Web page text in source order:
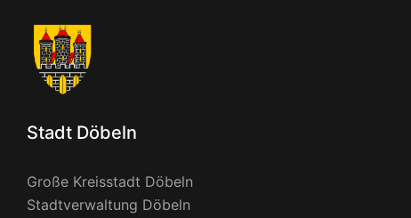
Stadt Döbeln
Große Kreisstadt Döbeln
Stadtverwaltung Döbeln